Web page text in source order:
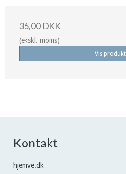
36,00 DKK
(ekskl. moms)
Vis produkt
Kontakt
hjemve.dk